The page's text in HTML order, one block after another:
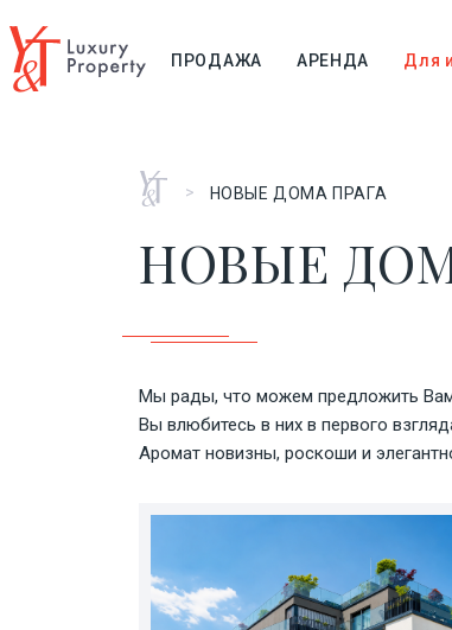
ПРОДАЖА АРЕНДА Для
Главная
> НОВЫЕ ДОМА ПРАГА
НОВЫЕ
Мы рады, что можем предложить
Вы влюбитесь в них в первого
Аромат новизны, роскоши и